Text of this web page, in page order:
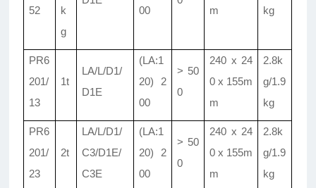
52
k
g
00
m
kg
PR6
201/
13
1t
LA/L/D1/
D1E
(LA:1
20) 2
00
> 50
0
240 x 24
0 x 155m
m
2.8k
g/1.9
kg
PR6
201/
23
2t
LA/L/D1/
C3/D1E/
C3E
(LA:1
20) 2
00
> 50
0
240 x 24
0 x 155m
m
2.8k
g/1.9
kg